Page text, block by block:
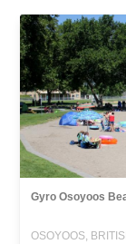
Gyro Osoyoos
OSOYOOS,